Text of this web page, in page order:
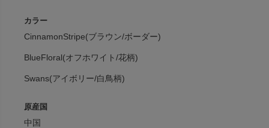
カラー
CinnamonStripe(ブラウン/ボーダー)
BlueFloral(オフホワイト/花柄)
Swans(アイボリー/白鳥柄)
原産国
中国